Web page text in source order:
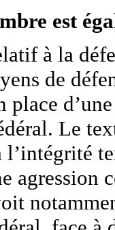
est
à la
de
place
Le
agression